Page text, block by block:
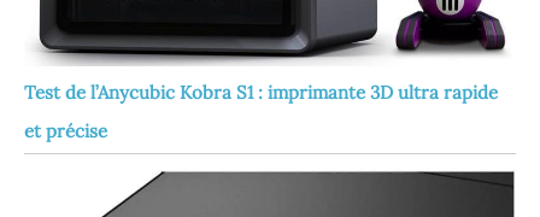
Test de l’Anycubic Kobra S1 : imprimante 3D ultra rapide
et précise